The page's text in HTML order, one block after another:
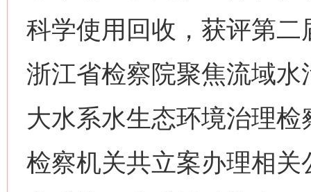
科学使用回收，获评第二
浙江省检察院聚焦流域
大水系水生态环境治理
检察机关共立案办理相